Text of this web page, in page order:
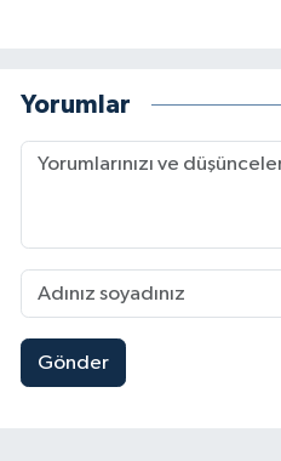
Yorumlar
Gönder